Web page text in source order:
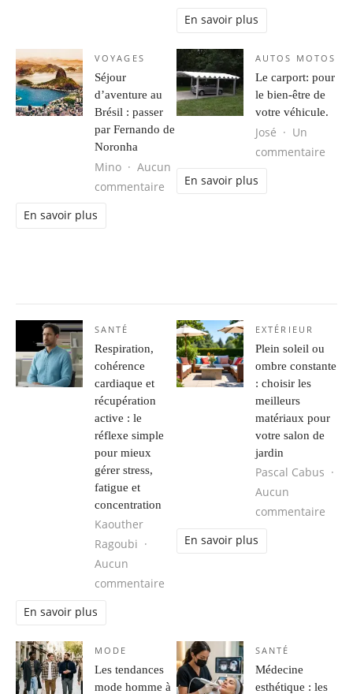
En savoir plus
VOYAGES
Séjour
d’aventure au
Brésil : passer
par Fernando de
Noronha
Mino
Aucun
commentaire sur Séjour d’aventure au Brésil :
En savoir plus
AUTOS MOTOS
Le carport: pour
le bien-être de
votre véhicule.
José
Un
commentaire
En savoir plus
SANTÉ
Respiration,
cohérence
cardiaque et
récupération
active : le
réflexe simple
pour mieux
gérer stress,
fatigue et
concentration
Kaouther
Ragoubi
Aucun
commentaire
En savoir plus
EXTÉRIEUR
Plein soleil ou
ombre constante
: choisir les
meilleurs
matériaux pour
votre salon de
jardin
Pascal Cabus
Aucun
commentaire
En savoir plus
MODE
Les tendances
mode homme à
SANTÉ
Médecine
esthétique : les